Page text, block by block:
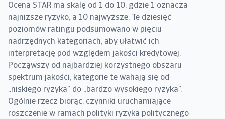
Ocena STAR ma skalę od 1 do 10, gdzie 1 oznacza
najniższe ryzyko, a 10 najwyższe. Te dziesięć
poziomów ratingu podsumowano w pięciu
nadrzędnych kategoriach, aby ułatwić ich
interpretację pod względem jakości kredytowej.
Począwszy od najbardziej korzystnego obszaru
spektrum jakości, kategorie te wahają się od
„niskiego ryzyka” do „bardzo wysokiego ryzyka”.
Ogólnie rzecz biorąc, czynniki uruchamiające
roszczenie w ramach polityki ryzyka politycznego